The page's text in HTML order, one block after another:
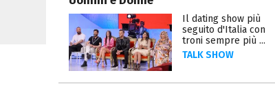
Il dating show più
seguito d'Italia con
troni sempre più ...
TALK SHOW